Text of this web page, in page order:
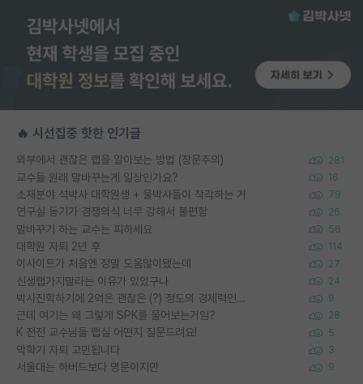
🔥 시선집중 핫한 인기글
외부에서 괜찮은 랩을 알아보는 방법 (장문주의) 281
교수들 원래 말바꾸는게 일상인가요? 16
소재분야 석박사 대학원생 + 물박사들이 착각하는 거 79
연구실 동기가 경쟁의식 너무 강해서 불편함 26
말바꾸기 하는 교수는 피하세요 56
대학원 자퇴 2년 후 114
이사이트가 처음엔 정말 도움많이됐는데 27
신생랩가지말라는 이유가 있었구나 24
박사진학하기에 2억은 괜찮은 (?) 정도의 경제력인가요 9
근데 여기는 왜 그렇게 SPK를 물어보는거임? 28
K 전전 교수님들 랩실 어떤지 질문드려요! 5
막학기 자퇴 고민됩니다 3
서울대는 하버드보다 명문이지만 9